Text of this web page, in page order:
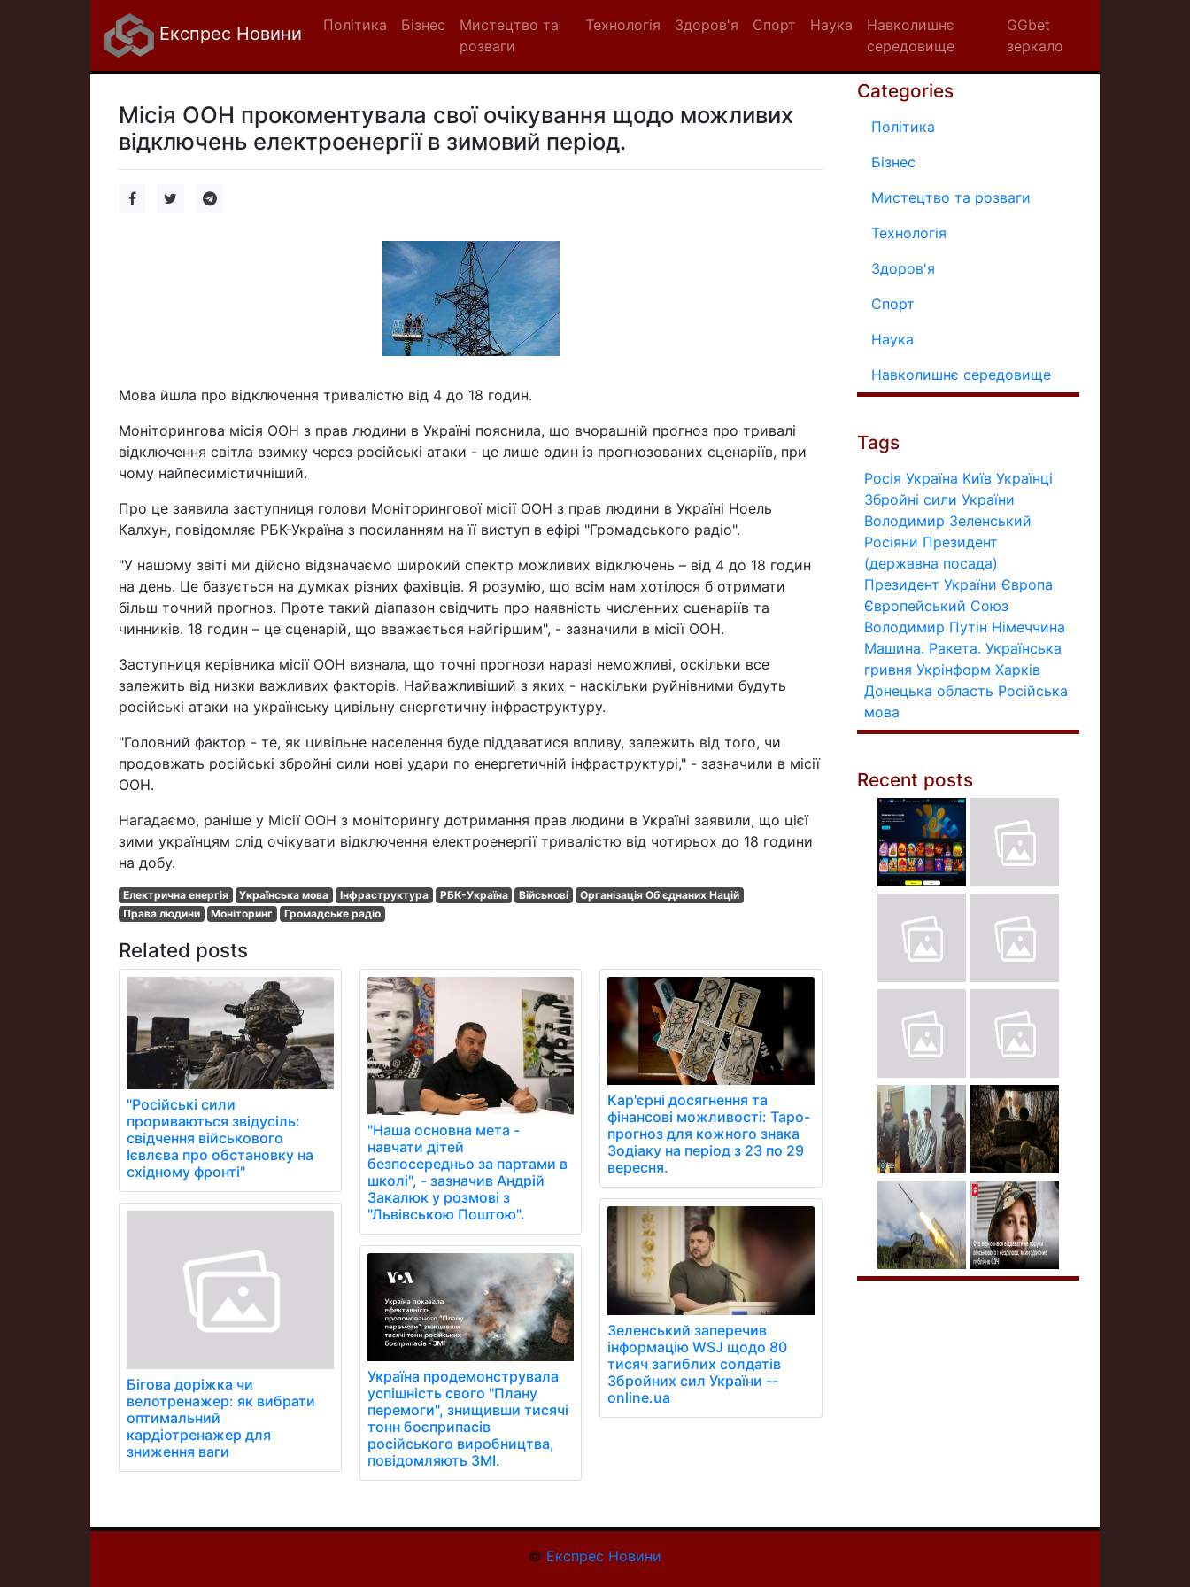
Експрес Новини Політика Бізнес
Мистецтво та
розваги
Технологія Здоров'я Спорт Наука
Навколишнє
середовище
GGbet
зеркало
Місія ООН прокоментувала свої очікування щодо можливих
відключень електроенергії в зимовий період.
Мова йшла про відключення тривалістю від 4 до 18 годин.
Моніторингова місія ООН з прав людини в Україні пояснила, що вчорашній прогноз про тривалі
відключення світла взимку через російські атаки - це лише один із прогнозованих сценаріїв, при
чому найпесимістичніший.
Про це заявила заступниця голови Моніторингової місії ООН з прав людини в Україні Ноель
Калхун, повідомляє РБК-Україна з посиланням на її виступ в ефірі "Громадського радіо".
"У нашому звіті ми дійсно відзначаємо широкий спектр можливих відключень – від 4 до 18 годин
на день. Це базується на думках різних фахівців. Я розумію, що всім нам хотілося б отримати
більш точний прогноз. Проте такий діапазон свідчить про наявність численних сценаріїв та
чинників. 18 годин – це сценарій, що вважається найгіршим", - зазначили в місії ООН.
Заступниця керівника місії ООН визнала, що точні прогнози наразі неможливі, оскільки все
залежить від низки важливих факторів. Найважливіший з яких - наскільки руйнівними будуть
російські атаки на українську цивільну енергетичну інфраструктуру.
"Головний фактор - те, як цивільне населення буде піддаватися впливу, залежить від того, чи
продовжать російські збройні сили нові удари по енергетичній інфраструктурі," - зазначили в місії
ООН.
Нагадаємо, раніше у Місії ООН з моніторингу дотримання прав людини в Україні заявили, що цієї
зими українцям слід очікувати відключення електроенергії тривалістю від чотирьох до 18 години
на добу.
Електрична енергія Українська мова Інфраструктура РБК-Україна Військові
Організація Об'єднаних Націй
Права людини
Моніторинг Громадське радіо
Related posts
"Російські сили
прориваються звідусіль:
свідчення військового
Ієвлєва про обстановку на
східному фронті"
Бігова доріжка чи
велотренажер: як вибрати
оптимальний
кардіотренажер для
зниження ваги
"Наша основна мета -
навчати дітей
безпосередньо за партами в
школі", - зазначив Андрій
Закалюк у розмові з
"Львівською Поштою".
Україна продемонструвала
успішність свого "Плану
перемоги", знищивши тисячі
тонн боєприпасів
російського виробництва,
повідомляють ЗМІ.
Кар'єрні досягнення та
фінансові можливості: Таро-
прогноз для кожного знака
Зодіаку на період з 23 по 29
вересня.
Зеленський заперечив
інформацію WSJ щодо 80
тисяч загиблих солдатів
Збройних сил України --
online.ua
Categories
Політика
Бізнес
Мистецтво та розваги
Технологія
Здоров'я
Спорт
Наука
Навколишнє середовище
Tags
Росія Україна Київ Українці
Збройні сили України
Володимир Зеленський
Росіяни Президент
(державна посада)
Президент України Європа
Європейський Союз
Володимир Путін Німеччина
Машина. Ракета. Українська
гривня Укрінформ Харків
Донецька область Російська
мова
Recent posts
© Експрес Новини